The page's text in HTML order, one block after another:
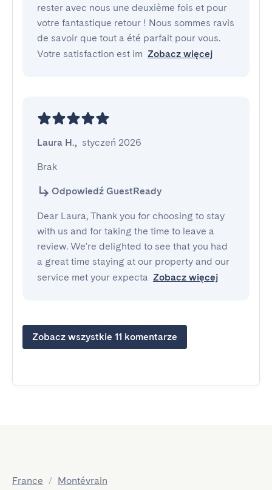
rester avec nous une deuxième fois et pour
votre fantastique retour ! Nous sommes ravis
de savoir que tout a été parfait pour vous.
Votre satisfaction est im Zobacz więcej
Laura H., styczeń 2026
Brak
Odpowiedź GuestReady
Dear Laura, Thank you for choosing to stay
with us and for taking the time to leave a
review. We're delighted to see that you had
a great time staying at our property and our
service met your expecta Zobacz więcej
Zobacz wszystkie 11 komentarze
France / Montévrain